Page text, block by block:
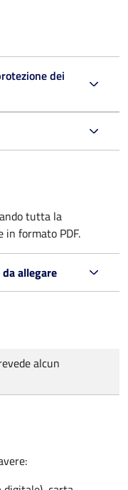
dei
tutta la
formato PDF.
allegare
alcun